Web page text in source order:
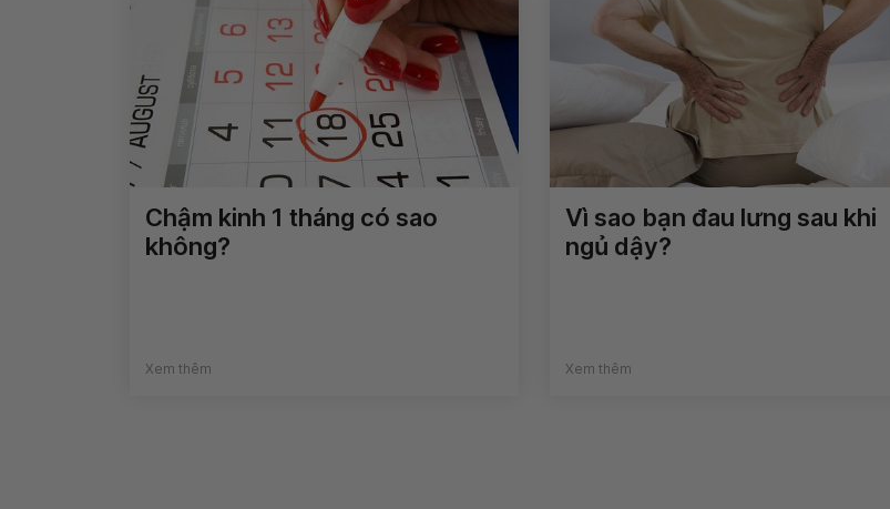
Chậm kinh 1 tháng có sao
không?
Xem thêm
Vì sao bạn đau lưng sau khi
ngủ dậy?
Xem thêm